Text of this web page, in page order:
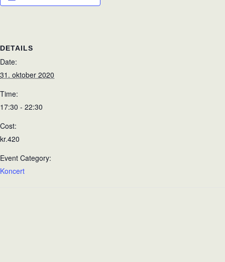
DETAILS
Date:
31. oktober 2020
Time:
17:30 - 22:30
Cost:
kr.420
Event Category:
Koncert